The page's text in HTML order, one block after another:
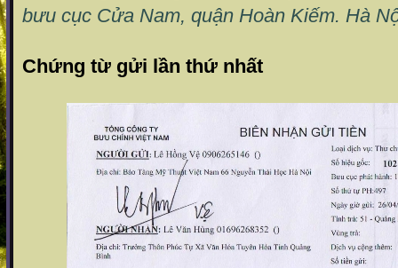
bưu cục Cửa Nam, quận Hoàn Kiếm. Hà
Chứng từ gửi lần thứ nhất